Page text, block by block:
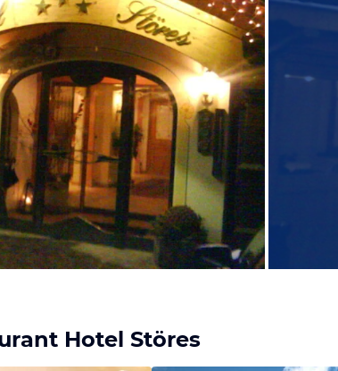
Hotel Störes